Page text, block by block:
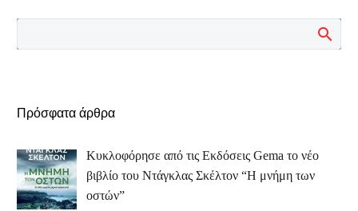
Πρόσφατα άρθρα
Κυκλοφόρησε από τις Εκδόσεις Gema το νέο
βιβλίο του Ντάγκλας Σκέλτον “Η μνήμη των
οστών”